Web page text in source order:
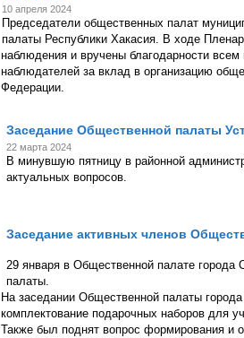
10 апреля 2024
Председатели общественных палат
палаты Республики Хакасия. В ходе
наблюдения и вручены благодарности
наблюдателей за вклад в организацию
Федерации.
Заседание Общественной палаты
22 марта 2024
В минувшую пятницу в районной
актуальных вопросов.
Заседание активных членов
29 января в Общественной палате города
палаты.
На заседании Общественной палаты
комплектование подарочных наборов для
Также был поднят вопрос формирования и